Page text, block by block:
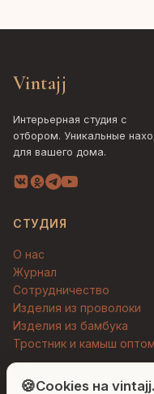
Vintajj
Интерьерная студия с
отбором. Уникальные
для вашего дома.
СТУДИЯ
О нас
Журнал
Сотрудничество
Изделия из проволоки
Изделия из бамбука
Тростник и камыш оптом
🍪Cookies на
Людмила